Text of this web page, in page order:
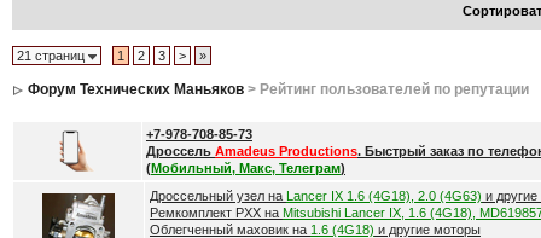
21 страниц 1 2 3 > »
Форум Технических Маньяков> Рейтинг пользователей по репутации
+7-978-708-85-73
Дроссель Amadeus Productions. Быстрый заказ по
(Мобильный, Макс, Телеграм)
Дроссельный узел на Lancer IX 1.6 (4G18), 2.0 (4G63) и
Ремкомплект РХХ на Mitsubishi Lancer IX, 1.6 (4G18),
Облегченный маховик на 1.6 (4G18) и другие моторы